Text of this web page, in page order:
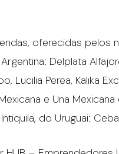
oferecidas pelos
Delplata
Lucilia Perea, Kalika
e Una
do Uruguai: